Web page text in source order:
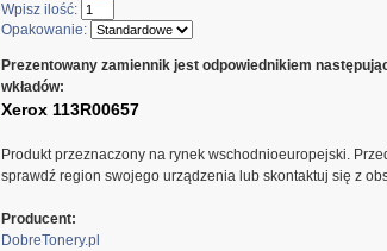
Wpisz ilość:
Opakowanie:
Prezentowany zamiennik jest odpowiednikiem
wkładów:
Xerox 113R00657
Produkt przeznaczony na rynek wschodnioeuropejski.
sprawdź region swojego urządzenia lub skontaktuj się z
Producent:
DobreTonery.pl